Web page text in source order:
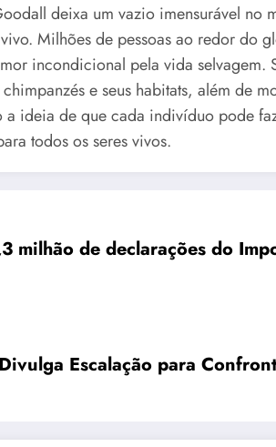
deixa um vazio imensurável no
Milhões de pessoas ao redor do
incondicional pela vida selvagem.
e seus habitats, além de
a ideia de que cada indivíduo pode
todos os seres vivos.
milhão de declarações do
Escalação para